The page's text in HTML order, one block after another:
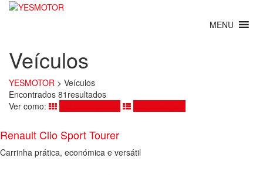
Veículos
YESMOTOR > Veículos
Encontrados 81resultados
Ver como:
Renault Clio Sport Tourer
Carrinha prática, económica e versátil